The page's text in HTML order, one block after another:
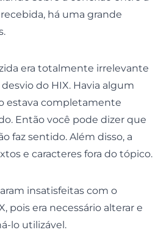
há uma grande
era totalmente irrelevante
do HIX. Havia algum
estava completamente
Então você pode dizer que
faz sentido. Além disso, a
e caracteres fora do tópico.
insatisfeitas com o
pois era necessário alterar e
lo utilizável.